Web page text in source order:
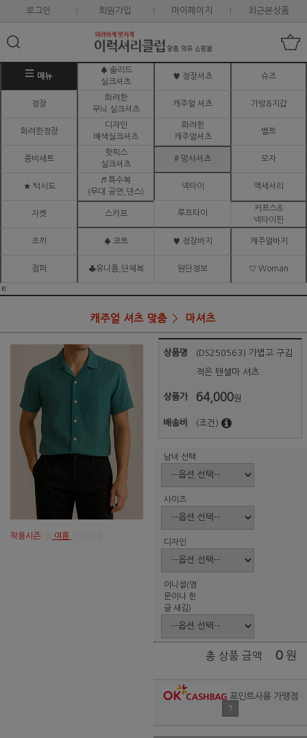
로그인 회원가입 마이페이지 최근본상품
메뉴
♠ 솔리드
실크셔츠
♥ 정장셔츠 슈즈
정장
화려한
무늬 실크셔츠
캐주얼 셔츠 가방&지갑
화려한정장
디자인
배색실크셔츠
화려한
캐주얼셔츠
벨트
콤비세트
핫픽스
실크셔츠
# 망사셔츠 모자
★ 턱시도
♬ 특수복
(무대.공연,댄스)
넥타이 액세서리
자켓 스카프 루프타이
커프스&
넥타이핀
조끼 ♠ 코트 ♥ 정장바지 캐주얼바지
점퍼 ♣유니폼,단체복 원단정보 ♡ Woman
ㅌ
캐주얼 셔츠 맞춤 마셔츠
착용시즌: 여름
상품명 (DS250563) 가볍고 구김
적은 텐셀마 셔츠
상품가 64,000원
배송비 (조건)
남녀 선택
사이즈
디자인
이니셜(영
문이나 한
글 새김)
총 상품 금액 0 원
포인트사용 가맹점
?